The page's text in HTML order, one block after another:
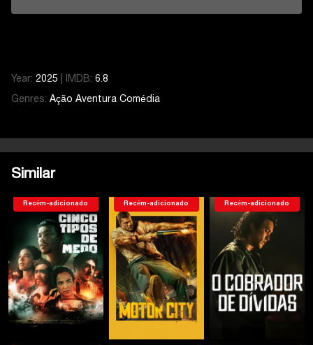
Year: 2025 IMDB: 6.8
Genres: Ação Aventura Comédia
Serie 1
Serie 4
Serie 5
Serie 6
Serie 7
Serie 8
Serie 9
Temporada 1
Similar
Recém-adicionado Recém-adicionado Recém-adicionado